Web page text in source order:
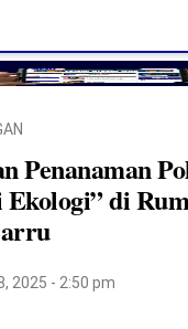
Penanaman
di
2025 - 2:50 pm